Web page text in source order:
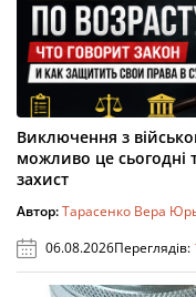
Виключення з
можливо це сьогодні
захист
Автор:Тарасенко Вера
06.08.2026Переглядів: